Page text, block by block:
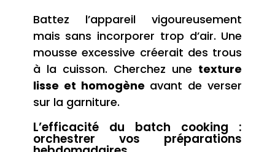
Battez l’appareil vigoureusement
mais sans incorporer trop d’air. Une
mousse excessive créerait des trous
à la cuisson. Cherchez une texture
lisse et homogène avant de verser
sur la garniture.
L’efficacité du batch cooking :
orchestrer vos préparations